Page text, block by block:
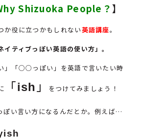
Shizuoka People？】
か役に立つかもしれない英語講座。
イティブっぽい英語の使い方」。
」「○○っぽい」を英語で言いたい時
「ish 」 をつけてみましょう！
ぽい言い方になるんだとか。例えば…